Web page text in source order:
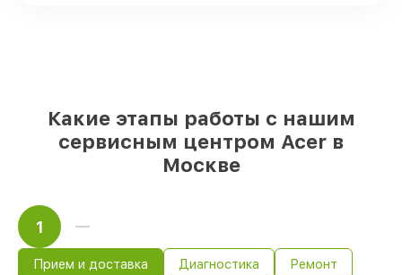
Какие этапы работы с нашим
сервисным центром Acer в
Москве
1
Прием и доставка Диагностика Ремонт